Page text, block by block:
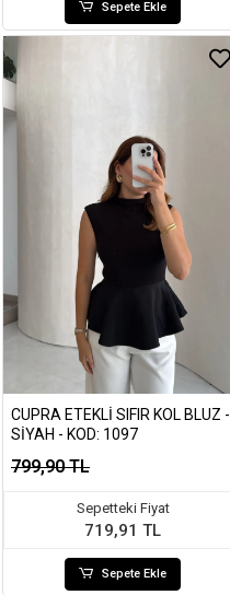
Sepete Ekle
CUPRA ETEKLI SIFIR KOL BLUZ -
SIYAH - KOD: 1097
799,90 TL
Sepetteki Fiyat
719,91 TL
Sepete Ekle